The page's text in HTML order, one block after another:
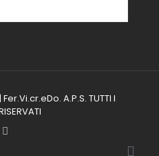
A.P.S. TUTTI I